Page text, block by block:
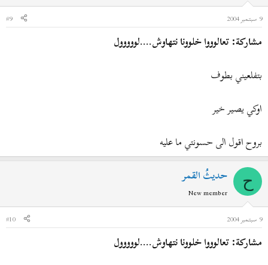
9 سبتمبر 2004
#9
مشاركة: تعالوووا خلوونا نتهاوش....لووووول
بتفلعيني بطوف
اوكي يصير خير
بروح اقول الى حسونتي ما عليه
ح حديثُ القمر
New member
9 سبتمبر 2004
#10
مشاركة: تعالوووا خلوونا نتهاوش....لووووول